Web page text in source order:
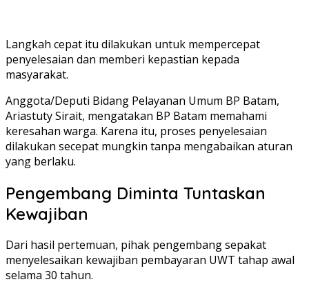
Langkah cepat itu dilakukan untuk mempercepat
penyelesaian dan memberi kepastian kepada
masyarakat.
Anggota/Deputi Bidang Pelayanan Umum BP Batam,
Ariastuty Sirait, mengatakan BP Batam memahami
keresahan warga. Karena itu, proses penyelesaian
dilakukan secepat mungkin tanpa mengabaikan aturan
yang berlaku.
Pengembang Diminta Tuntaskan
Kewajiban
Dari hasil pertemuan, pihak pengembang sepakat
menyelesaikan kewajiban pembayaran UWT tahap awal
selama 30 tahun.